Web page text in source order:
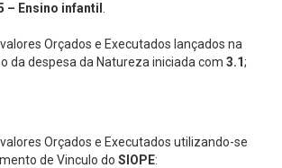
– Ensino infantil
Orçados e Executados lançados na
da despesa da Natureza iniciada com 3.1;
Orçados e Executados utilizando-se
de Vinculo do SIOPE: